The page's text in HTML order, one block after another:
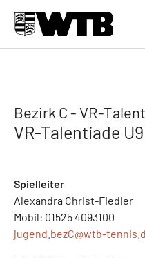
Bezirk C - VR-
VR-Talentiade
Spielleiter
Alexandra Christ-Fiedler
Mobil: 01525 4093100
jugend.bezC@wtb-